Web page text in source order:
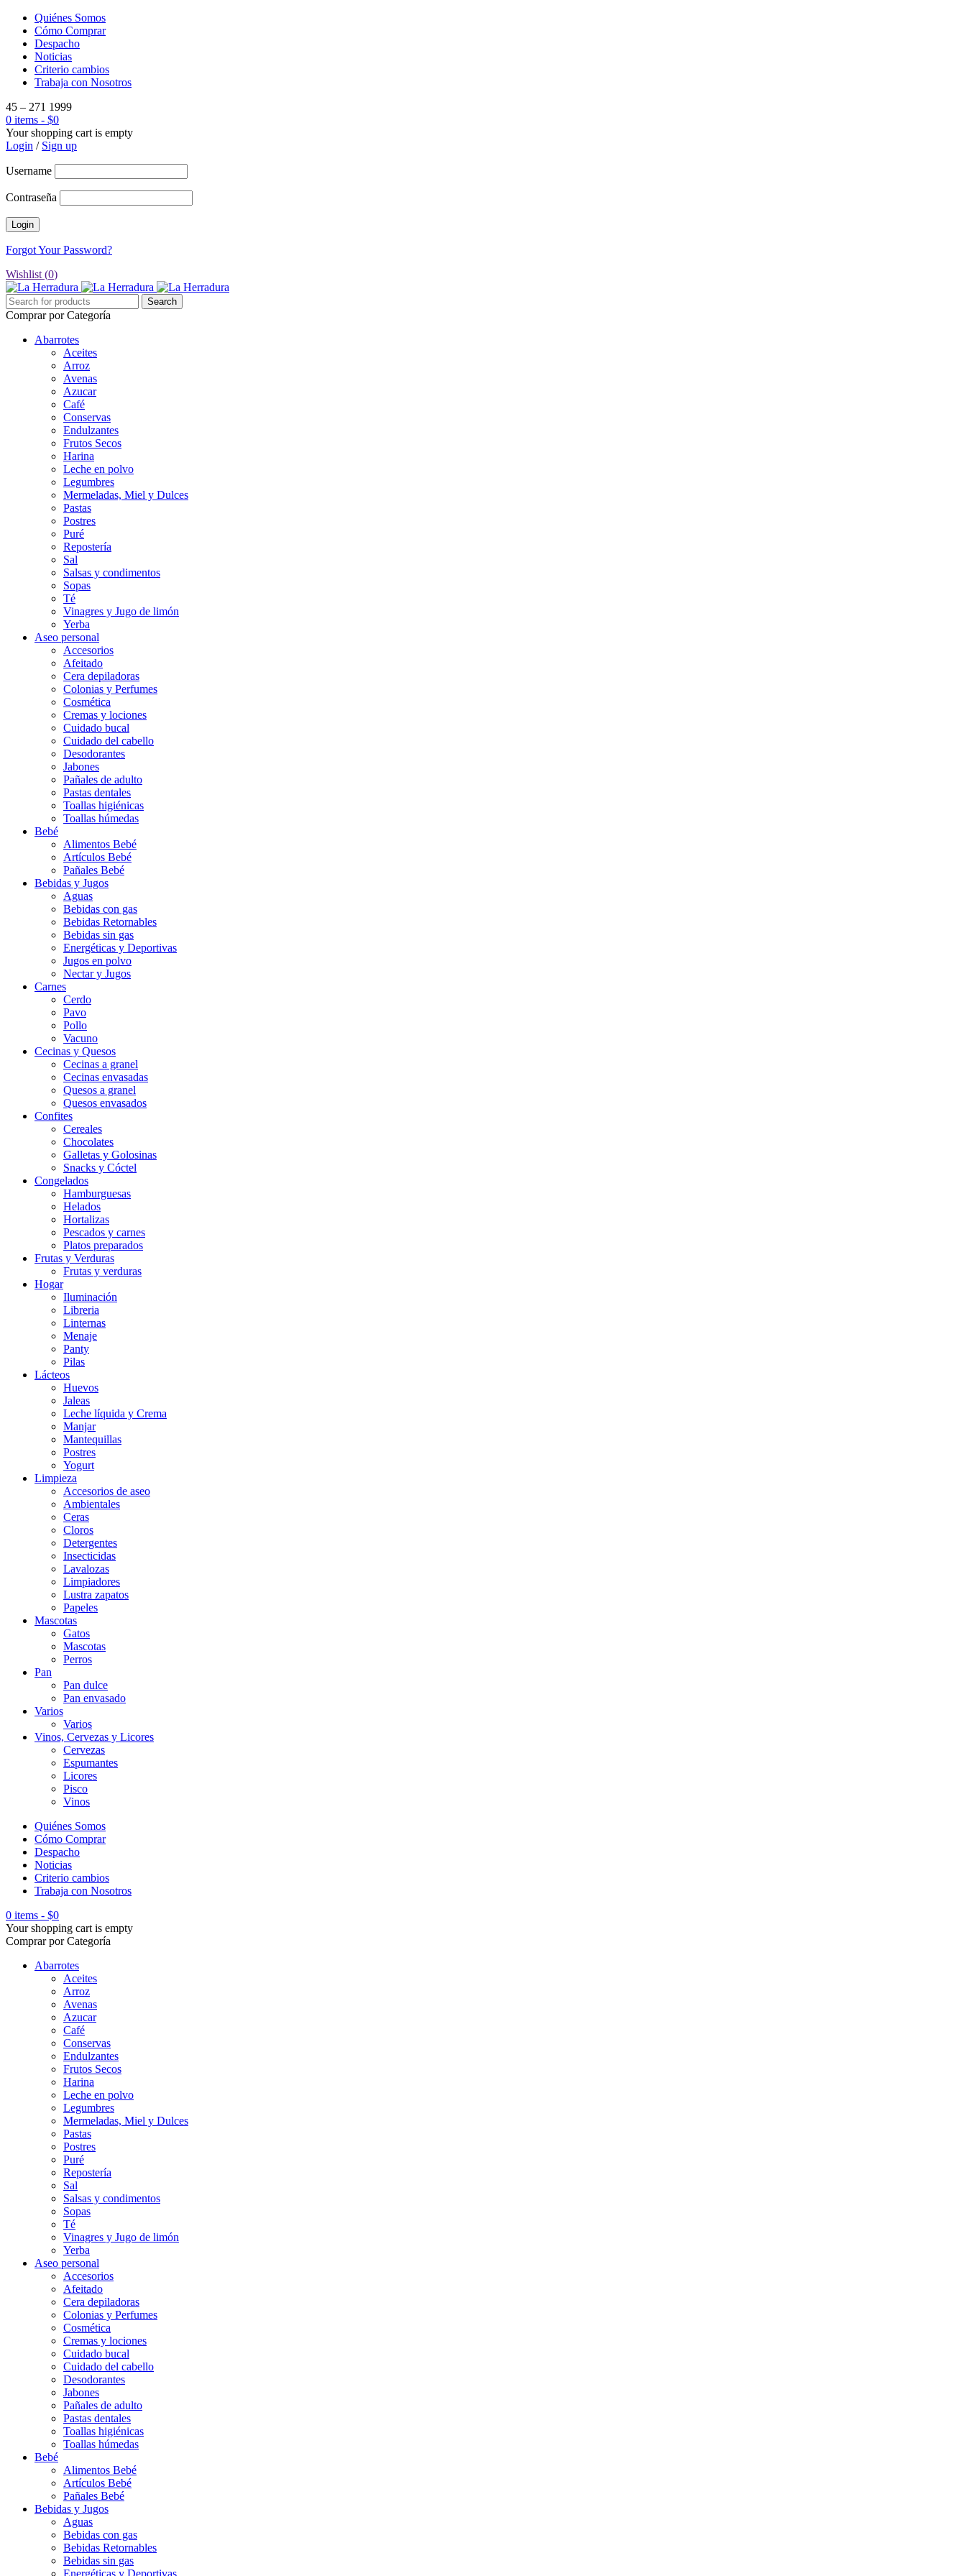
Quiénes Somos
Cómo Comprar
Despacho
Noticias
Criterio cambios
Trabaja con Nosotros
45 – 271 1999
0 items - $0
Your shopping cart is empty
Login / Sign up
Username
Contraseña
Forgot Your Password?
Wishlist (0)
Comprar por Categoría
Abarrotes
Aceites
Arroz
Avenas
Azucar
Café
Conservas
Endulzantes
Frutos Secos
Harina
Leche en polvo
Legumbres
Mermeladas, Miel y Dulces
Pastas
Postres
Puré
Repostería
Sal
Salsas y condimentos
Sopas
Té
Vinagres y Jugo de limón
Yerba
Aseo personal
Accesorios
Afeitado
Cera depiladoras
Colonias y Perfumes
Cosmética
Cremas y lociones
Cuidado bucal
Cuidado del cabello
Desodorantes
Jabones
Pañales de adulto
Pastas dentales
Toallas higiénicas
Toallas húmedas
Bebé
Alimentos Bebé
Artículos Bebé
Pañales Bebé
Bebidas y Jugos
Aguas
Bebidas con gas
Bebidas Retornables
Bebidas sin gas
Energéticas y Deportivas
Jugos en polvo
Nectar y Jugos
Carnes
Cerdo
Pavo
Pollo
Vacuno
Cecinas y Quesos
Cecinas a granel
Cecinas envasadas
Quesos a granel
Quesos envasados
Confites
Cereales
Chocolates
Galletas y Golosinas
Snacks y Cóctel
Congelados
Hamburguesas
Helados
Hortalizas
Pescados y carnes
Platos preparados
Frutas y Verduras
Frutas y verduras
Hogar
Iluminación
Libreria
Linternas
Menaje
Panty
Pilas
Lácteos
Huevos
Jaleas
Leche líquida y Crema
Manjar
Mantequillas
Postres
Yogurt
Limpieza
Accesorios de aseo
Ambientales
Ceras
Cloros
Detergentes
Insecticidas
Lavalozas
Limpiadores
Lustra zapatos
Papeles
Mascotas
Gatos
Mascotas
Perros
Pan
Pan dulce
Pan envasado
Varios
Varios
Vinos, Cervezas y Licores
Cervezas
Espumantes
Licores
Pisco
Vinos
Quiénes Somos
Cómo Comprar
Despacho
Noticias
Criterio cambios
Trabaja con Nosotros
0 items - $0
Your shopping cart is empty
Comprar por Categoría
Abarrotes
Aceites
Arroz
Avenas
Azucar
Café
Conservas
Endulzantes
Frutos Secos
Harina
Leche en polvo
Legumbres
Mermeladas, Miel y Dulces
Pastas
Postres
Puré
Repostería
Sal
Salsas y condimentos
Sopas
Té
Vinagres y Jugo de limón
Yerba
Aseo personal
Accesorios
Afeitado
Cera depiladoras
Colonias y Perfumes
Cosmética
Cremas y lociones
Cuidado bucal
Cuidado del cabello
Desodorantes
Jabones
Pañales de adulto
Pastas dentales
Toallas higiénicas
Toallas húmedas
Bebé
Alimentos Bebé
Artículos Bebé
Pañales Bebé
Bebidas y Jugos
Aguas
Bebidas con gas
Bebidas Retornables
Bebidas sin gas
Energéticas y Deportivas